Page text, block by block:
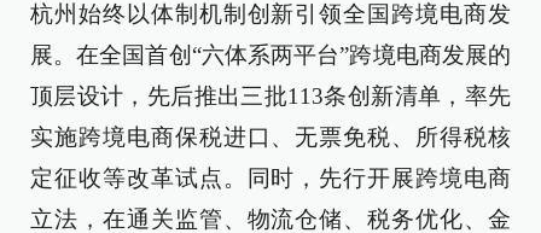
杭州始终以体制机制创新引领全国跨境电商发
展。在全国首创“六体系两平台”跨境电商发展的
顶层设计，先后推出三批113条创新清单，率先
实施跨境电商保税进口、无票免税、所得税核
定征收等改革试点。同时，先行开展跨境电商
立法，在通关监管、物流仓储、税务优化、金